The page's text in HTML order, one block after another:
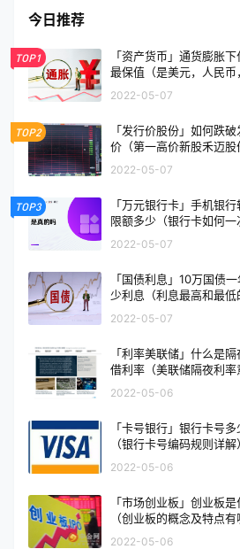
今日推荐
TOP1
「资产货币」通货膨胀下
最保值（是美元，人民币
2022-05-07
TOP2
「发行价股份」如何跌
价（第一高价新股禾迈股
2022-05-07
TOP3
「万元银行卡」手机银
限额多少（银行卡如何一
2022-05-07
「国债利息」10万国债
少利息（利息最高和最低
2022-05-07
「利率美联储」什么是
借利率（美联储隔夜利率
2022-05-06
「卡号银行」银行卡号多
（银行卡号编码规则详解）
2022-05-06
「市场创业板」创业板是
（创业板的概念及特点有
2022-05-06